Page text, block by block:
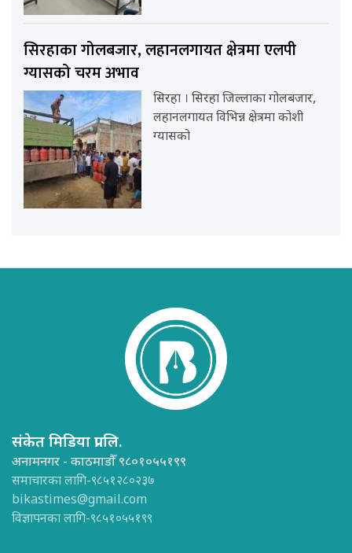
सिरहाका गोलबजार, लहानलगायत क्षेत्रमा एलपी
ग्यासको चरम अभाव
सिरहा । सिरहा जिल्लाका गोलबजार,
लहानलगायत विभिन्न क्षेत्रमा कोशी
ग्यासको
संकेत मिडिया प्रा.लि.
अनामनगर - काठमाडौँ ९८०१०५५१९९
समाचारका लागि-९८५१२८०२३७
bikastimes@gmail.com
विज्ञापनका लागि-९८५१०५५१९९